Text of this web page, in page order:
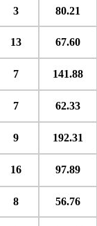
3 80.21
13 67.60
7 141.88
7 62.33
9 192.31
16 97.89
8 56.76